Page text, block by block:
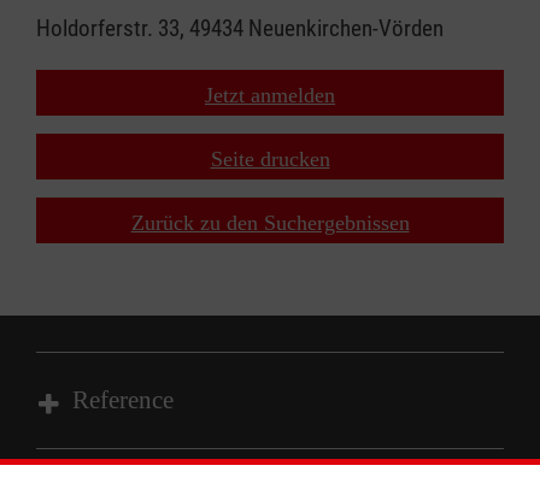
Holdorferstr. 33, 49434 Neuenkirchen-Vörden
Jetzt anmelden
Seite drucken
Zurück zu den Suchergebnissen
Reference